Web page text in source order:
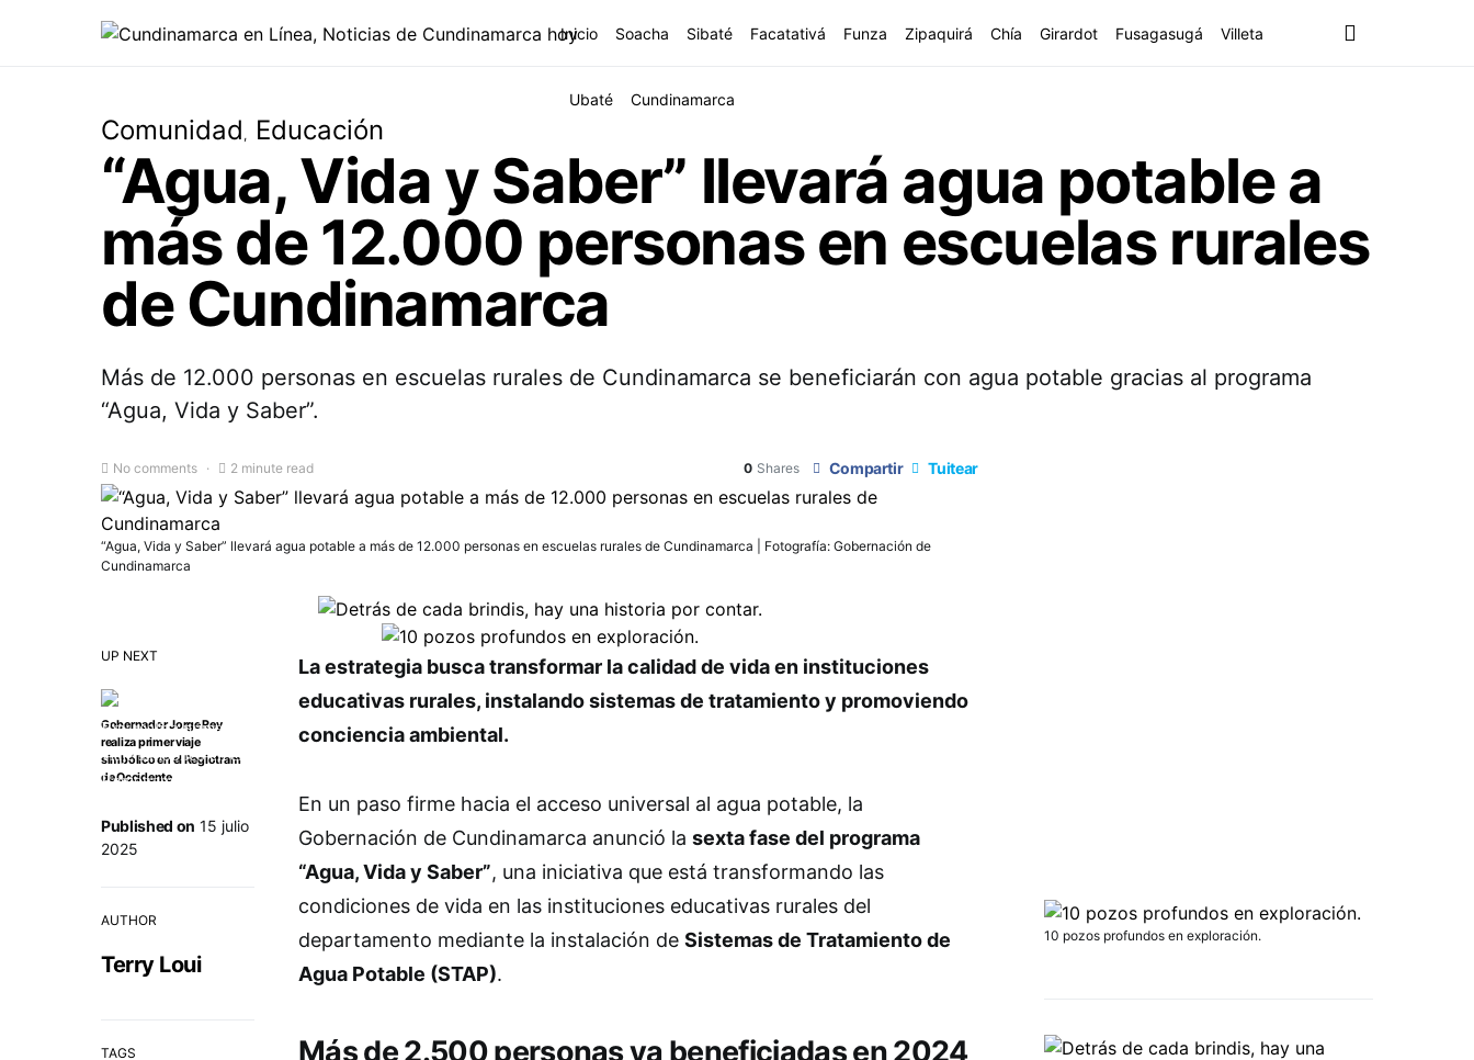
Inicio Soacha Sibaté Facatativá Funza Zipaquirá Chía Girardot Fusagasugá Villeta
Ubaté Cundinamarca
Comunidad Educación
“Agua, Vida y Saber” llevará agua potable a
más de 12.000 personas en escuelas rurales
de Cundinamarca
Más de 12.000 personas en escuelas rurales de Cundinamarca se beneficiarán con agua potable gracias al programa
“Agua, Vida y Saber”.
No comments 2 minute read 0 Shares Compartir Tuitear
“Agua, Vida y Saber” llevará agua potable a más de 12.000 personas en escuelas rurales de Cundinamarca | Fotografía: Gobernación de
Cundinamarca
UP NEXT
Gobernador Jorge Rey
realiza primer viaje
simbólico en el Regiotram
de Occidente
Published on 15 julio
2025
AUTHOR
Terry Loui
TAGS
La estrategia busca transformar la calidad de vida en instituciones
educativas rurales, instalando sistemas de tratamiento y promoviendo
conciencia ambiental.
En un paso firme hacia el acceso universal al agua potable, la
Gobernación de Cundinamarca anunció la sexta fase del programa
“Agua, Vida y Saber”, una iniciativa que está transformando las
condiciones de vida en las instituciones educativas rurales del
departamento mediante la instalación de Sistemas de Tratamiento de
Agua Potable (STAP).
Más de 2.500 personas ya beneficiadas en 2024
10 pozos profundos en exploración.